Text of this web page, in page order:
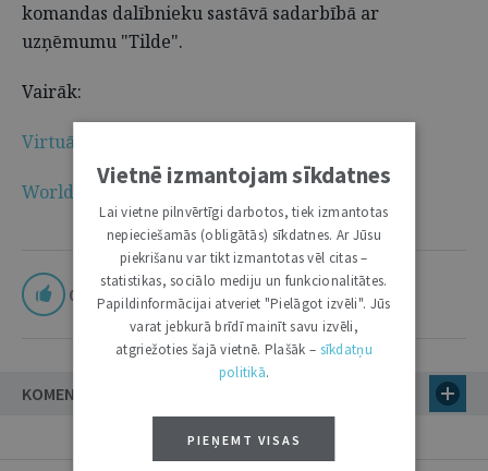
komandas dalībnieku sastāvā sadarbībā ar
uzņēmumu "Tilde".
Vairāk:
Virtuālais asistents UNA
World Summit Awards
0
KOMENTĀRI
Vietnē izmantojam sīkdatnes
Lai vietne pilnvērtīgi darbotos, tiek izmantotas
nepieciešamās (obligātās) sīkdatnes. Ar Jūsu
piekrišanu var tikt izmantotas vēl citas –
statistikas, sociālo mediju un funkcionalitātes.
Papildinformācijai atveriet "Pielāgot izvēli". Jūs
varat jebkurā brīdī mainīt savu izvēli,
atgriežoties šajā vietnē. Plašāk – sīkdatņu
politikā.
PIEŅEMT VISAS